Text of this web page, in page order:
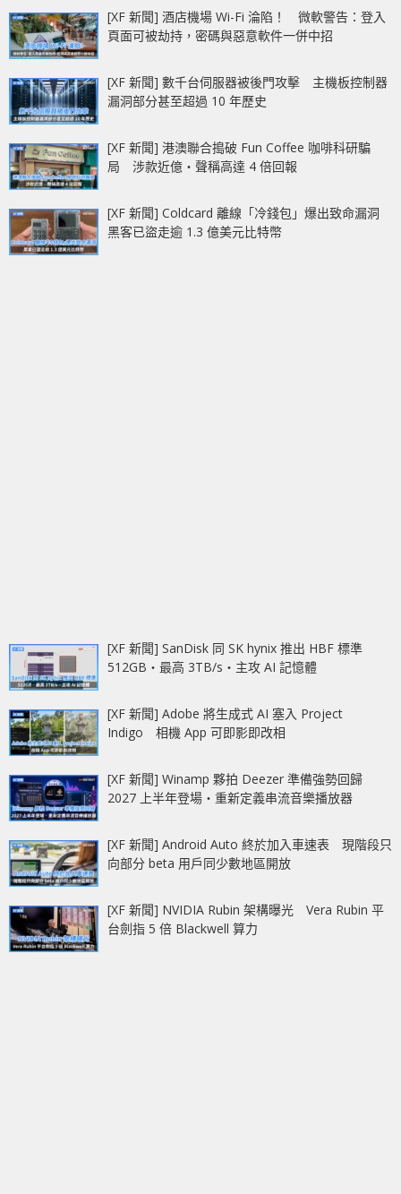
[XF 新聞] 酒店機場 Wi-Fi 淪陷！ 微軟警告：登入
頁面可被劫持，密碼與惡意軟件一併中招
[XF 新聞] 數千台伺服器被後門攻擊 主機板控制器
漏洞部分甚至超過 10 年歷史
[XF 新聞] 港澳聯合搗破 Fun Coffee 咖啡科研騙
局 涉款近億‧聲稱高達 4 倍回報
[XF 新聞] Coldcard 離線「冷錢包」爆出致命漏洞
黑客已盜走逾 1.3 億美元比特幣
[XF 新聞] SanDisk 同 SK hynix 推出 HBF 標準
512GB‧最高 3TB/s‧主攻 AI 記憶體
[XF 新聞] Adobe 將生成式 AI 塞入 Project
Indigo 相機 App 可即影即改相
[XF 新聞] Winamp 夥拍 Deezer 準備強勢回歸
2027 上半年登場‧重新定義串流音樂播放器
[XF 新聞] Android Auto 終於加入車速表 現階段只
向部分 beta 用戶同少數地區開放
[XF 新聞] NVIDIA Rubin 架構曝光 Vera Rubin 平
台劍指 5 倍 Blackwell 算力